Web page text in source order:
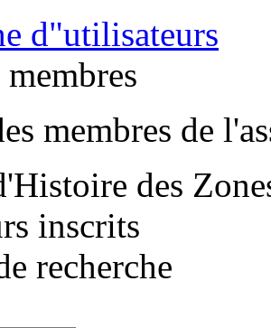
d"utilisateurs
membres de
des
inscrits
recherche